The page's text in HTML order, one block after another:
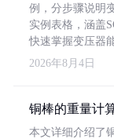
例，分步骤说明
实例表格，涵盖
快速掌握变压器
2026年8月4日
铜棒的重量计
本文详细介绍了